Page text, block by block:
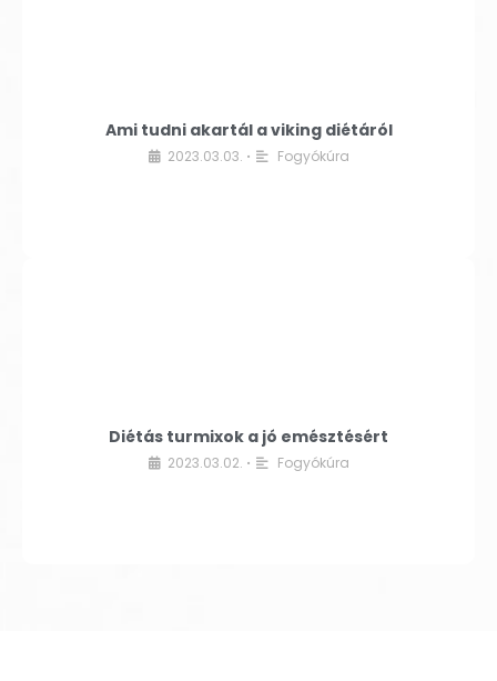
Ami tudni akartál a viking diétáról
2023.03.03. • Fogyókúra
Diétás turmixok a jó emésztésért
2023.03.02. • Fogyókúra